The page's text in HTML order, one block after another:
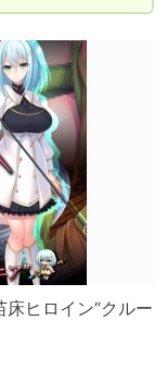
ヒロイン“クルー